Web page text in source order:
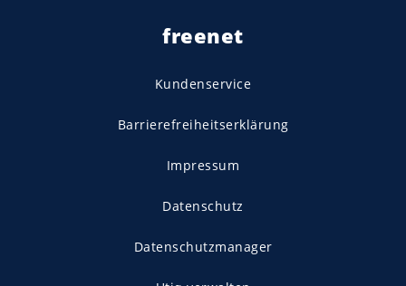
freenet
Kundenservice
Barrierefreiheitserklärung
Impressum
Datenschutz
Datenschutzmanager